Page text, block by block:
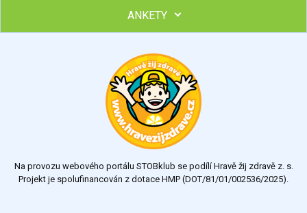
ANKETY
Výsledky Všechny ankety
Na provozu webového portálu STOBklub se podílí Hravě žij zdravě z. s.
Projekt je spolufinancován z dotace HMP (DOT/81/01/002536/2025).